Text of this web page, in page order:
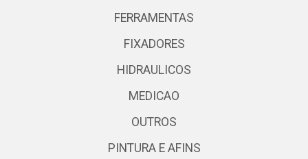
FERRAMENTAS
FIXADORES
HIDRAULICOS
MEDICAO
OUTROS
PINTURA E AFINS